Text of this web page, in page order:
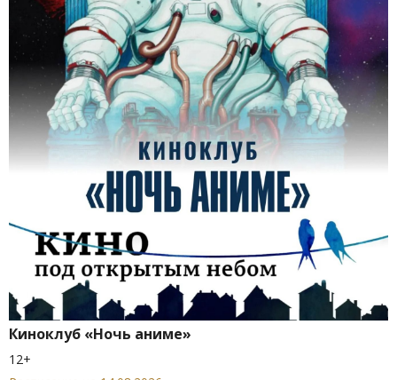
Киноклуб «Ночь аниме»
12+